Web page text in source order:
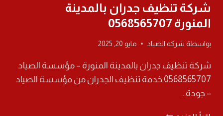
شركة تنظيف جدران بالمدينة
المنورة 0568565707
بواسطة شركة الصياد مايو 20, 2025
شركة تنظيف جدران بالمدينة المنورة – مؤسسة الصياد
0568565707 خدمة تنظيف الجدران من مؤسسة الصياد
– جودة…
شركة